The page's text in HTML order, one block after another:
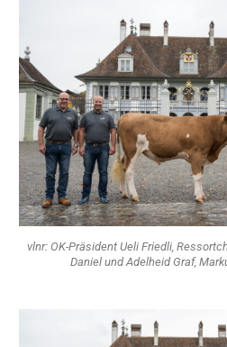
vlnr: OK-Präsident Ueli Friedli,
Daniel und Adelheid Graf,